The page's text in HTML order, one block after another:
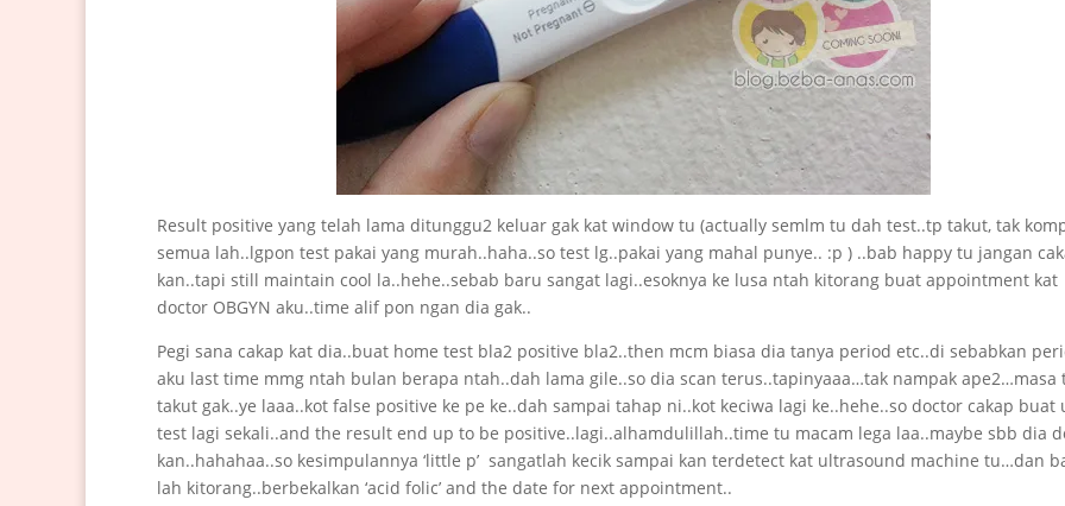
Result positive yang telah lama ditunggu2 keluar gak kat window tu (actually semlm tu dah test..tp takut, tak
semua lah..lgpon test pakai yang murah..haha..so test lg..pakai yang mahal punye.. :p ) ..bab happy tu jangan
kan..tapi still maintain cool la..hehe..sebab baru sangat lagi..esoknya ke lusa ntah kitorang buat appointment kat
doctor OBGYN aku..time alif pon ngan dia gak..
Pegi sana cakap kat dia..buat home test bla2 positive bla2..then mcm biasa dia tanya period etc..di sebabkan
aku last time mmg ntah bulan berapa ntah..dah lama gile..so dia scan terus..tapinyaaa…tak nampak ape2…masa
takut gak..ye laaa..kot false positive ke pe ke..dah sampai tahap ni..kot keciwa lagi ke..hehe..so doctor cakap buat
test lagi sekali..and the result end up to be positive..lagi..alhamdulillah..time tu macam lega laa..maybe sbb dia
kan..hahahaa..so kesimpulannya ‘little p’ sangatlah kecik sampai kan terdetect kat ultrasound machine tu…dan
lah kitorang..berbekalkan ‘acid folic’ and the date for next appointment..